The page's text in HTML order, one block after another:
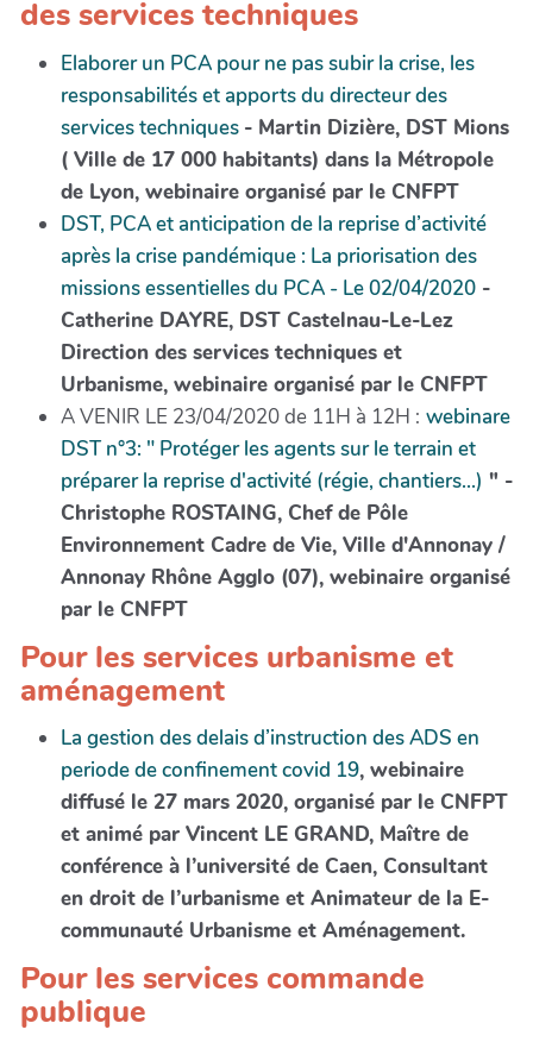
des services techniques
Elaborer un PCA pour ne pas subir la crise, les
responsabilités et apports du directeur des
services techniques - Martin Dizière, DST Mions
( Ville de 17 000 habitants) dans la Métropole
de Lyon, webinaire organisé par le CNFPT
DST, PCA et anticipation de la reprise d’activité
après la crise pandémique : La priorisation des
missions essentielles du PCA - Le 02/04/2020 -
Catherine DAYRE, DST Castelnau-Le-Lez
Direction des services techniques et
Urbanisme, webinaire organisé par le CNFPT
A VENIR LE 23/04/2020 de 11H à 12H : webinare
DST n°3: " Protéger les agents sur le terrain et
préparer la reprise d'activité (régie, chantiers...) " -
Christophe ROSTAING, Chef de Pôle
Environnement Cadre de Vie, Ville d'Annonay /
Annonay Rhône Agglo (07), webinaire organisé
par le CNFPT
Pour les services urbanisme et
aménagement
La gestion des delais d’instruction des ADS en
periode de confinement covid 19, webinaire
diffusé le 27 mars 2020, organisé par le CNFPT
et animé par Vincent LE GRAND, Maître de
conférence à l’université de Caen, Consultant
en droit de l’urbanisme et Animateur de la E-
communauté Urbanisme et Aménagement.
Pour les services commande
publique